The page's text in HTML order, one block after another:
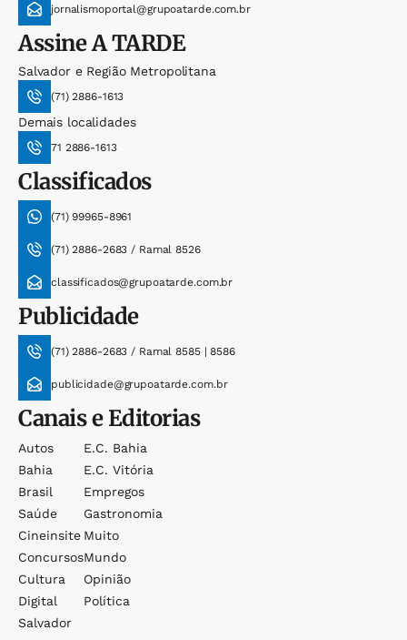
jornalismoportal@grupoatarde.com.br
AssineA TARDE
Salvador e Região Metropolitana
(71) 2886-1613
Demais localidades
71 2886-1613
Classificados
(71) 99965-8961
(71) 2886-2683 / Ramal 8526
classificados@grupoatarde.com.br
Publicidade
(71) 2886-2683 / Ramal 8585 | 8586
publicidade@grupoatarde.com.br
Canais e Editorias
Autos
Bahia
Brasil
Saúde
Cineinsite
Concursos
Cultura
Digital
Salvador
E.c. Bahia
E.c. Vitória
Empregos
Gastronomia
Muito
Mundo
Opinião
Política